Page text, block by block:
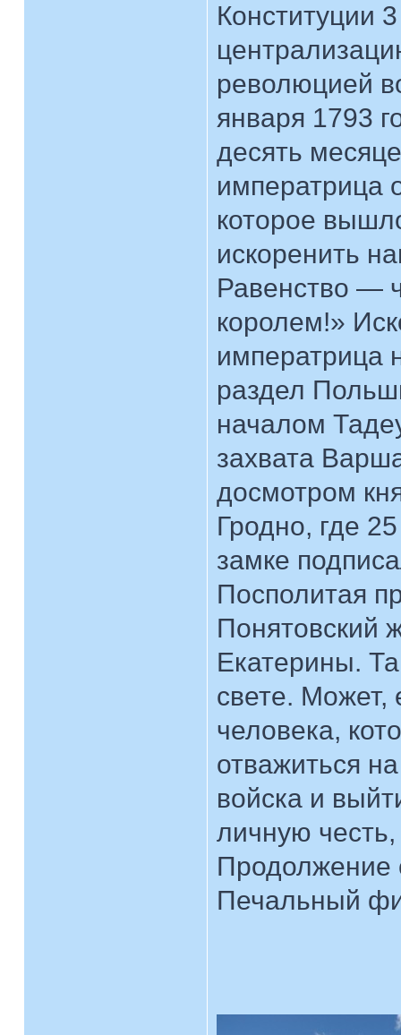
Конституции
революцией
января 1793
десять
императрица
которое
искоренить
Равенство —
королем!»
императрица
раздел
началом
захвата
досмотром
Гродно, где
замке
Посполитая
Понятовский
Екатерины.
свете. Может,
человека,
отважиться
войска и
личную
Продолжение
Печальный